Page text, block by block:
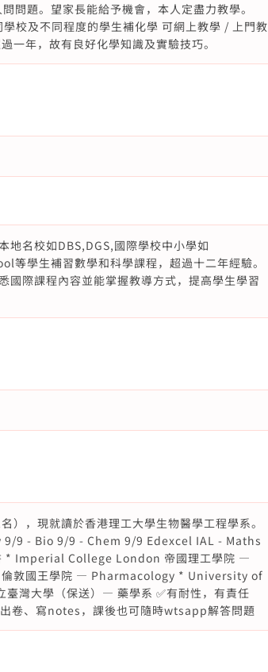
題。望家長能給予機會，本人定盡力教學。
校及不同程度的學生補化學 可網上教學 / 上門教
一年，故有良好化學知識及實驗技巧。
地名校如DBS,DGS,國際學校中小學如
等學生補習數學和科學課程，超過十二年經驗。
國際課程內容並能掌握教導方式，提高學生學習
），現就讀於香港理工大學生物醫學工程學系。
9/9 - Bio 9/9 - Chem 9/9 Edexcel IAL - Maths
* Imperial College London 帝國理工學院 —
敦國王學院 — Pharmacology * University of
灣大學（保送）— 藥學系 ✅有耐性，有責任
卷、寫notes，課後也可隨時wtsapp解答問題